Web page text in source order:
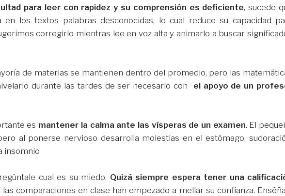
para leer con rapidez y su comprensión es deficiente, sucede
en los textos palabras desconocidas, lo cual reduce su capacidad
corregirlo mientras lee en voz alta y animarlo a buscar
de materias se mantienen dentro del promedio, pero las
durante las tardes de ser necesario con el apoyo de un
es mantener la calma ante las vísperas de un examen. El
al ponerse nervioso desarrolla molestias en el estómago,
insomnio
cual es su miedo. Quizá siempre espera tener una
las comparaciones en clase han empezado a mellar su confianza.